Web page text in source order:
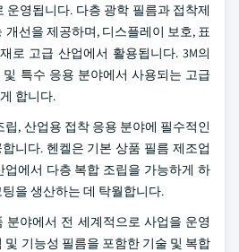
운영됩니다. 다층 광학 필름과 접착제
개선을 제공하며, 디스플레이 보호, 표
로 고급 산업에서 활용됩니다. 3M의
및 특수 응용 분야에서 사용되는 고급
합니다.
립, 산업용 접착 응용 분야에 필수적인
니다. 헨켈은 기본 상품 필름 제조업
에서 다층 복합 조립을 가능하게 하
을 생산하는 데 탁월합니다.
분야에서 전 세계적으로 사업을 운영
및 기능성 필름을 포함한 기술 및 복합